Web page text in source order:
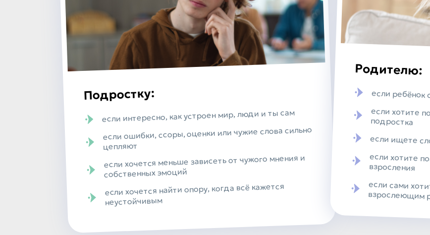
Родителю:
если ребёнок
если хотите
подростка
если ищете
если хотите
взросления
если сами
взрослеющим
Подростку:
если интересно, как устроен мир, люди и ты сам
если ошибки, ссоры, оценки или чужие слова сильно
цепляют
если хочется меньше зависеть от чужого мнения и
собственных эмоций
если хочется найти опору, когда всё кажется
неустойчивым